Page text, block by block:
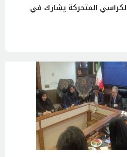
المتحركة يشارك في